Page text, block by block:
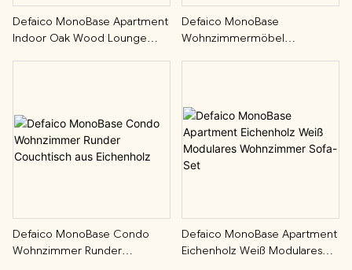
Defaico MonoBase Apartment
Indoor Oak Wood Lounge
Defaico MonoBase
Wohnzimmermöbel
Defaico MonoBase Condo
Wohnzimmer Runder
Defaico MonoBase Apartment
Eichenholz Weiß Modulares